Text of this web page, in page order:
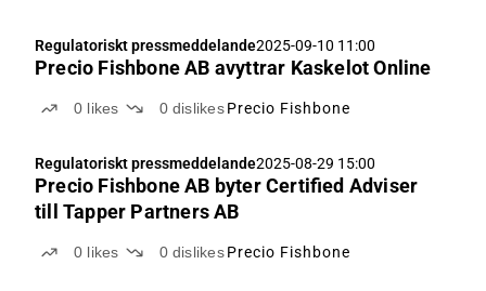
Regulatoriskt pressmeddelande2025-09-10 11:00
Precio Fishbone AB avyttrar Kaskelot Online
0 likes 0 dislikes Precio Fishbone
Regulatoriskt pressmeddelande2025-08-29 15:00
Precio Fishbone AB byter Certified Adviser
till Tapper Partners AB
0 likes 0 dislikes Precio Fishbone